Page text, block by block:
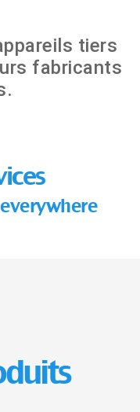
tiers
fabricants